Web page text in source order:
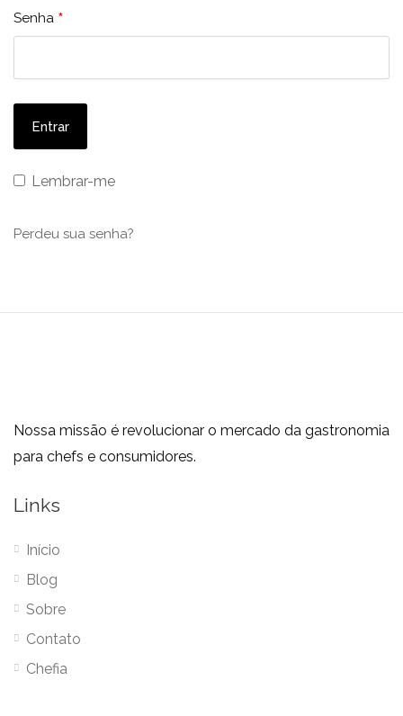
Senha *
Lembrar-me
Perdeu sua senha?
Nossa missão é revolucionar o mercado da gastronomia
para chefs e consumidores.
Links
Início
Blog
Sobre
Contato
Chefia